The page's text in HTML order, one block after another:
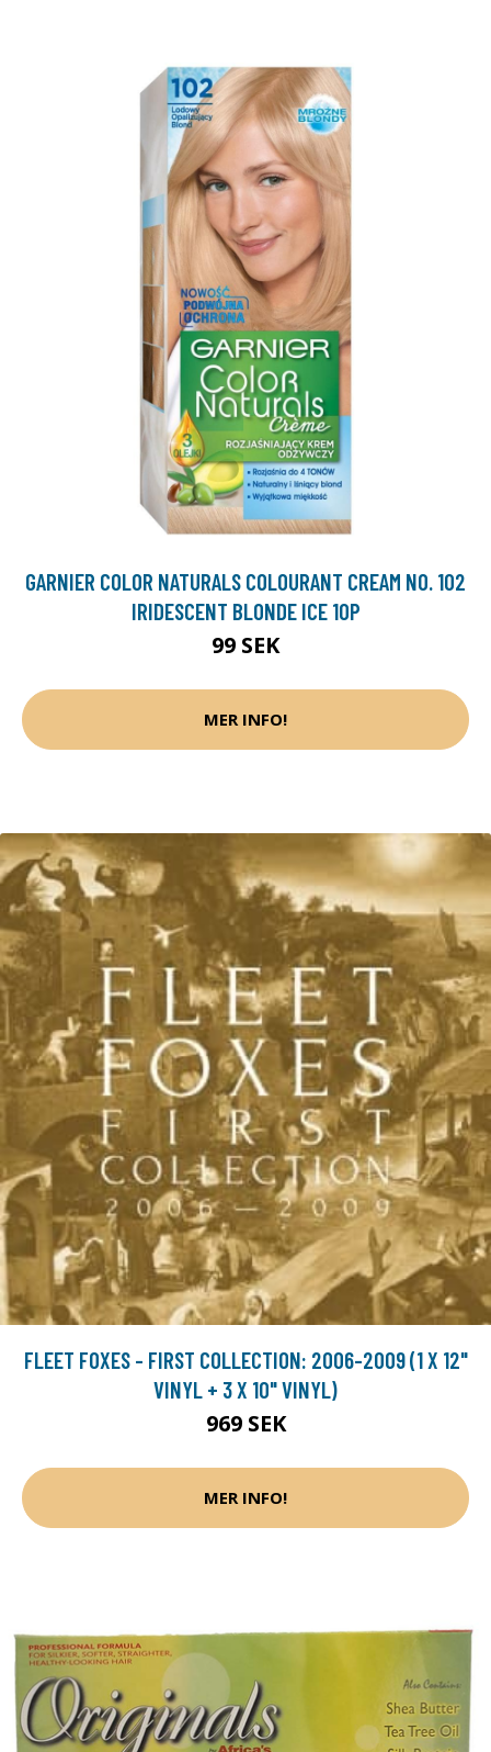
GARNIER COLOR NATURALS COLOURANT CREAM NO. 102
IRIDESCENT BLONDE ICE 1OP
99 SEK
MER INFO!
FLEET FOXES - FIRST COLLECTION: 2006-2009 (1 X 12"
VINYL + 3 X 10" VINYL)
969 SEK
MER INFO!